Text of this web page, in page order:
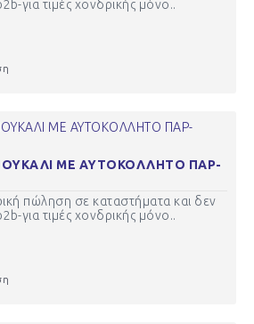
για τιμές χονδρικής μόνο..
ΜΕ ΑΥΤΟΚΟΛΛΗΤΟ ΠΑΡ-
πώληση σε καταστήματα και δεν
για τιμές χονδρικής μόνο..